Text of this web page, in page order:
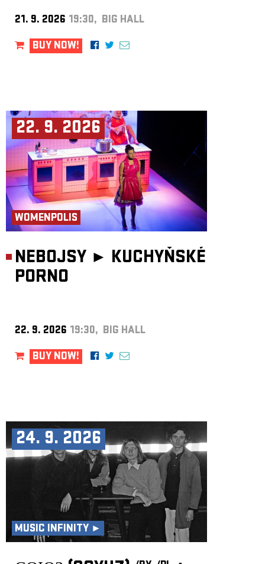
21. 9. 2026 19:30, BIG HALL
BUY NOW!
22. 9. 2026
WOMENPOLIS
NEBOJSY ► KUCHYŇSKÉ
PORNO
22. 9. 2026 19:30, BIG HALL
BUY NOW!
24. 9. 2026
MUSIC INFINITY ►